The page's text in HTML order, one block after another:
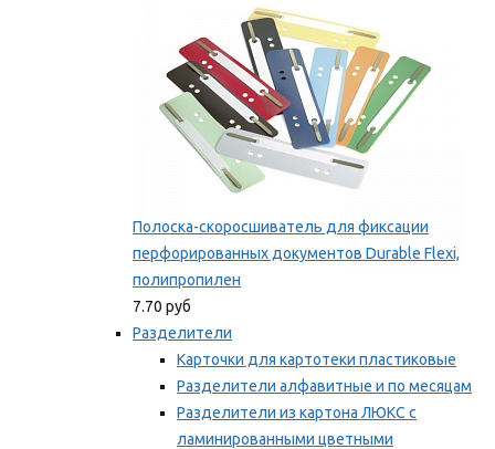
Полоска-скоросшиватель для фиксации
перфорированных документов Durable Flexi,
полипропилен
7.70 руб
Разделители
Карточки для картотеки пластиковые
Разделители алфавитные и по месяцам
Разделители из картона ЛЮКС с
ламинированными цветными